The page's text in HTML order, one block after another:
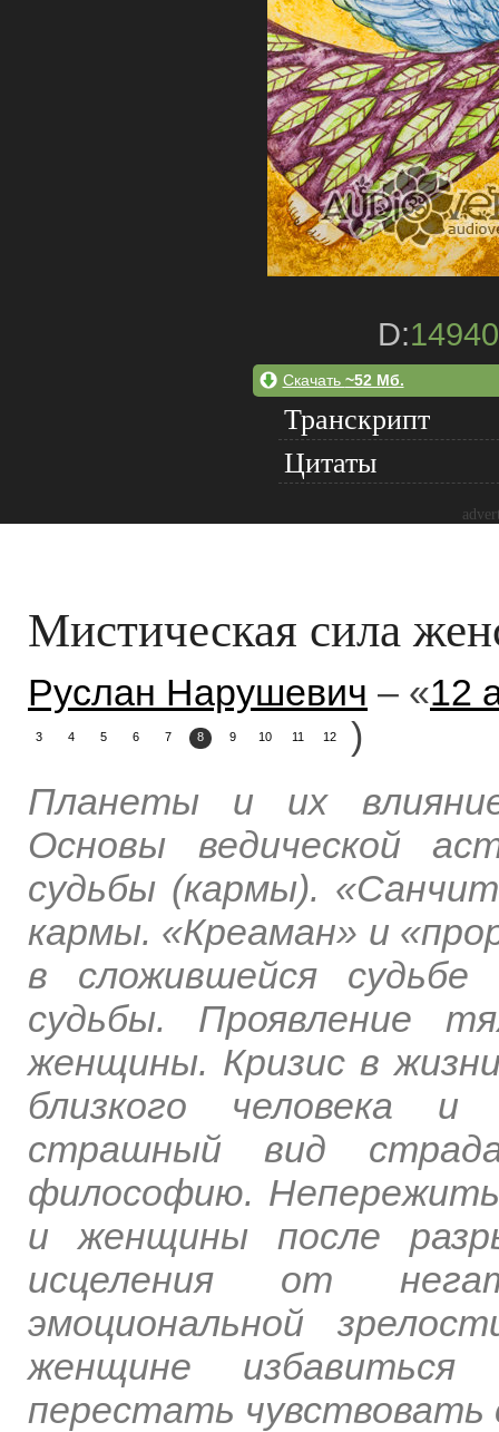
D:14940
Скачать ~52 Мб.
Транскрипт
Цитаты
Мистическая сила
Руслан Нарушевич – «12
3 4 5 6 7 8 9 10 11 12
)
Планеты и их влияние
Основы ведической
судьбы (кармы).
кармы. «Креаман» и
в сложившейся судьбе
судьбы. Проявление
женщины. Кризис в
близкого человека
страшный вид
философию.
и женщины после
исцеления от
эмоциональной
женщине
перестать чувствовать